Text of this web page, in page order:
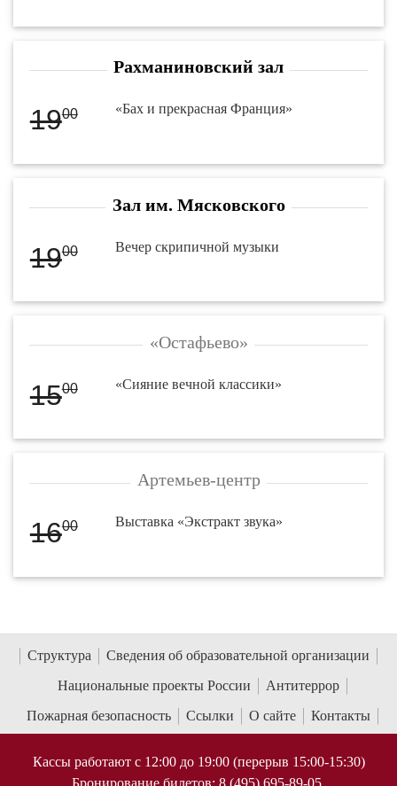
Рахманиновский зал
1900 «Бах и прекрасная Франция»
Зал им. Мясковского
1900 Вечер скрипичной музыки
«Остафьево»
1500 «Сияние вечной классики»
Артемьев-центр
1600 Выставка «Экстракт звука»
Структура
Сведения об образовательной организации
Национальные проекты России
Антитеррор
Пожарная безопасность
Ссылки О сайте Контакты
Кассы работают с 12:00 до 19:00 (перерыв 15:00-15:30)